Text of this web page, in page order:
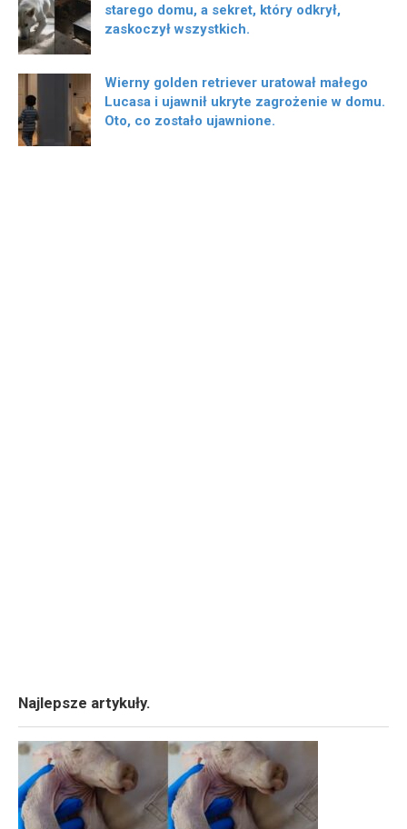
starego domu, a sekret, który odkrył,
zaskoczył wszystkich.
Wierny golden retriever uratował małego
Lucasa i ujawnił ukryte zagrożenie w domu.
Oto, co zostało ujawnione.
Najlepsze artykuły.